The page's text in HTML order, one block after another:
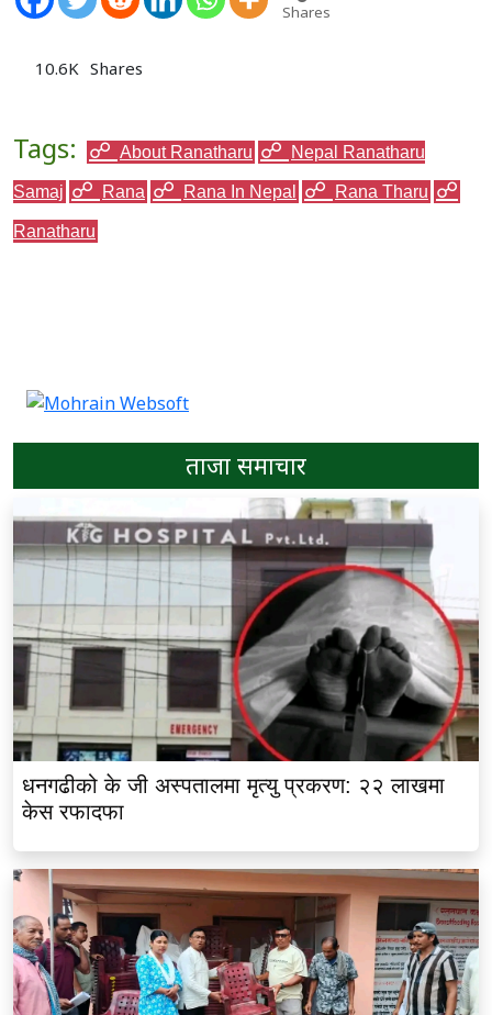
Shares
10.6K Shares
Tags: About Ranatharu Nepal Ranatharu
Samaj Rana Rana In Nepal Rana Tharu
Ranatharu
ताजा समाचार
धनगढीको के जी अस्पतालमा मृत्यु प्रकरण: २२ लाखमा
केस रफादफा